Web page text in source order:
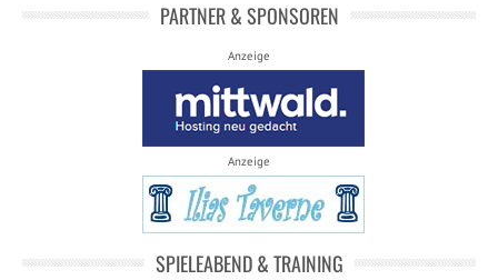
PARTNER & SPONSOREN
Anzeige
Anzeige
SPIELEABEND & TRAINING